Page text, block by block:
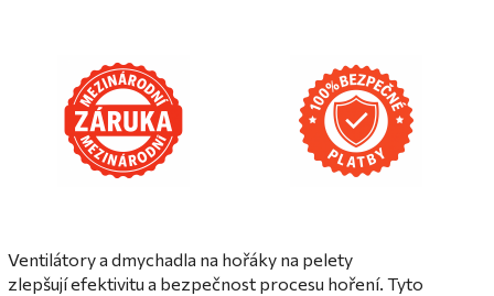
Ventilátory a dmychadla na hořáky na pelety
zlepšují efektivitu a bezpečnost procesu hoření. Tyto